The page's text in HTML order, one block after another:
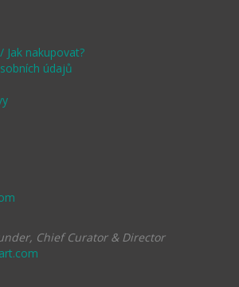
Jak nakupovat?
údajů
Chief Curator & Director